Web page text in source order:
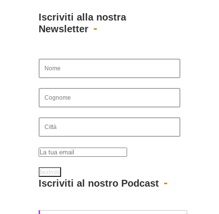
Iscriviti alla nostra
Newsletter
Iscriviti al nostro Podcast